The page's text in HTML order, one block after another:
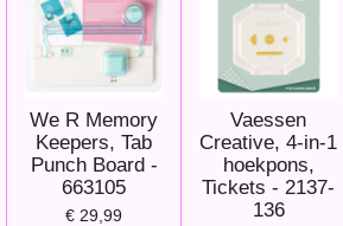
We R Memory
Keepers, Tab
Punch Board -
663105
€ 29,99
Vaessen
Creative, 4-in-1
hoekpons,
Tickets - 2137-
136